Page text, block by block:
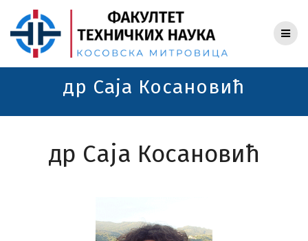
to
content
др Саја Косановић
др Саја Косановић